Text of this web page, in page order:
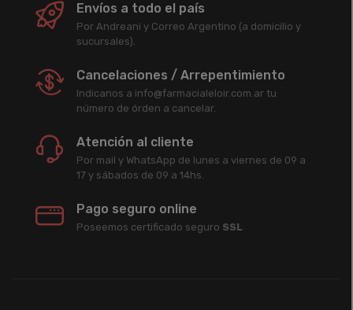
Envíos a todo el país
Por Andreani y Correo Argentino (a domicilio y
sucursales).
Cancelaciones / Arrepentimiento
Indicanos a info@farmacialeloir.com.ar tu
número de órden a cancelar.
Atención al cliente
Por mail y WhatsApp de lunes a viernes de 09 a
17 y sábados de 09 a 14hs.
Pago seguro online
Poseemos certificado seguro SSL